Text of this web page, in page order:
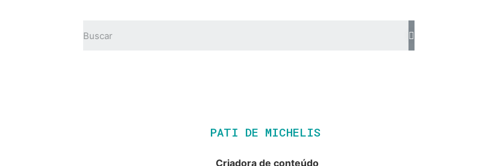
PATI DE MICHELIS​
Criadora de conteúdo